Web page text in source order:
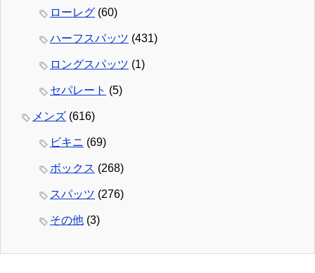
ローレグ (60)
ハーフスパッツ (431)
ロングスパッツ (1)
セパレート (5)
メンズ (616)
ビキニ (69)
ボックス (268)
スパッツ (276)
その他 (3)